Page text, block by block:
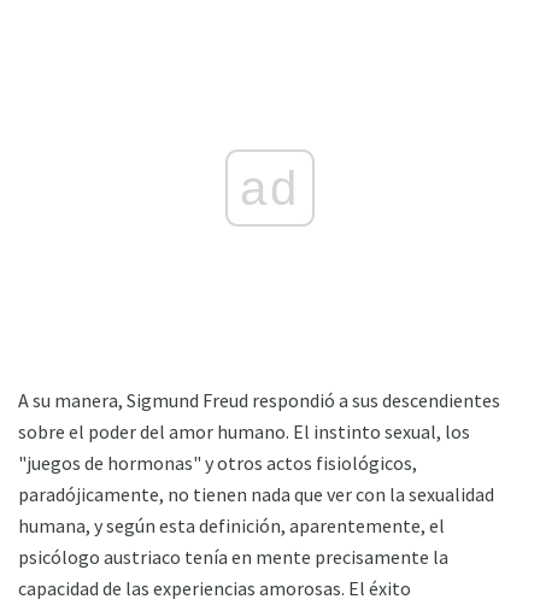
ad
A su manera, Sigmund Freud respondió a sus descendientes
sobre el poder del amor humano. El instinto sexual, los
"juegos de hormonas" y otros actos fisiológicos,
paradójicamente, no tienen nada que ver con la sexualidad
humana, y según esta definición, aparentemente, el
psicólogo austriaco tenía en mente precisamente la
capacidad de las experiencias amorosas. El éxito